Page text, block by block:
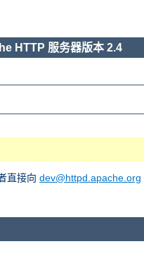
HTTP 服务器版本 2.4
直接向 dev@httpd.apache.org